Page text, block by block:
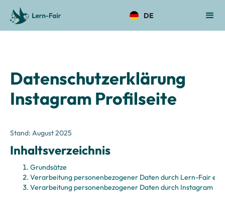
DE
Datenschutzerklärung
Instagram Profilseite
Stand: August 2025
Inhaltsverzeichnis
Grundsätze
Verarbeitung personenbezogener Daten durch Lern-Fair e.V.
Verarbeitung personenbezogener Daten durch Instagram